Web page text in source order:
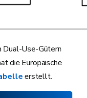
Dual-Use-Gütern
die Europäische
erstellt.